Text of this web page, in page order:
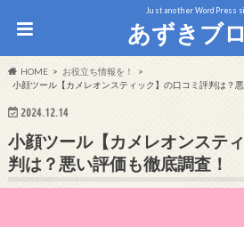
Just another WordPress
あずきブ
HOME
お役立ち情報を！
小顔ツール【カメレオンスティック】の口コミ評判は？
2024.12.14
小顔ツール【カメレオンステ
判は？悪い評価も徹底調査！